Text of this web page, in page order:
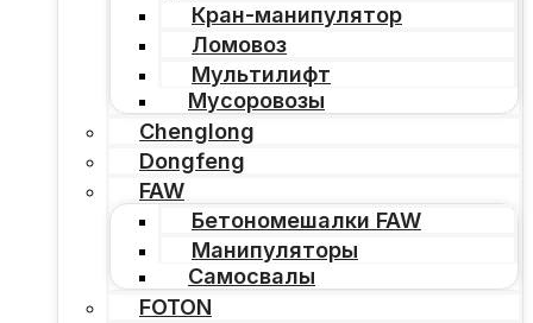
Кран-манипулятор
Ломовоз
Мультилифт
Мусоровозы
Chenglong
Dongfeng
FAW
Бетономешалки FAW
Манипуляторы
Самосвалы
FOTON